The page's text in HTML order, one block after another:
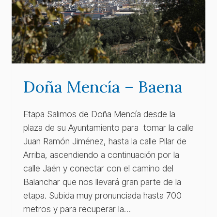
Doña Mencía – Baena
Etapa Salimos de Doña Mencía desde la
plaza de su Ayuntamiento para tomar la calle
Juan Ramón Jiménez, hasta la calle Pilar de
Arriba, ascendiendo a continuación por la
calle Jaén y conectar con el camino del
Balanchar que nos llevará gran parte de la
etapa. Subida muy pronunciada hasta 700
metros y para recuperar la…